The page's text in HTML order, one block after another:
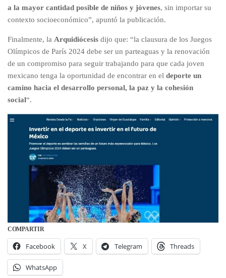
a la mayor cantidad posible de niños y jóvenes, sin importar su
contexto socioeconómico”, apuntó la publicación.
Finalmente, la Arquidiócesis dijo que: “la clausura de los Juegos
Olímpicos de París 2024 debe ser un parteaguas y la renovación
de un compromiso para seguir trabajando para que cada joven
mexicano tenga la oportunidad de encontrar en el deporte un
camino hacia el desarrollo personal, la paz y la cohesión
social“.
COMPARTIR
Facebook X Telegram Threads
WhatsApp